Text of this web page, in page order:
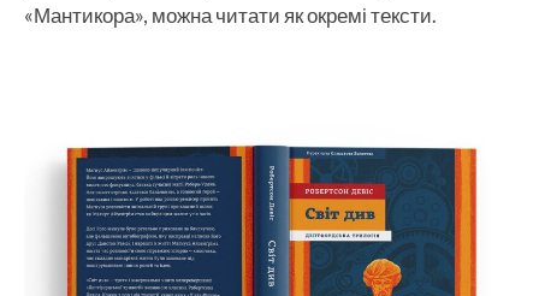
«Мантикора», можна читати як окремі тексти.